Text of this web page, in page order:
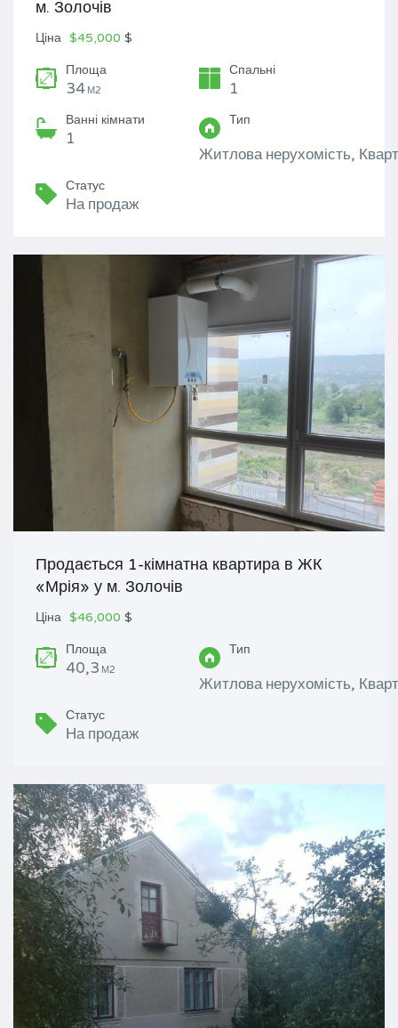
м. Золочів
Ціна $45,000 $
Площа
34 М2
Спальні
1
Ванні кімнати
1
Тип
Житлова нерухомість,
Статус
На продаж
Продається 1-кімнатна квартира в ЖК
«Мрія» у м. Золочів
Ціна $46,000 $
Площа
40,3 М2
Тип
Житлова нерухомість,
Статус
На продаж